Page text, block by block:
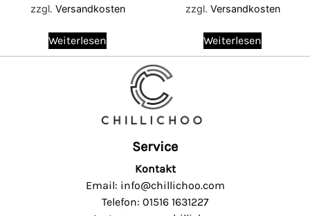
zzgl. Versandkosten
Weiterlesen
zzgl. Versandkosten
Weiterlesen
Service
Kontakt
Email: info@chillichoo.com
Telefon: 01516 1631227